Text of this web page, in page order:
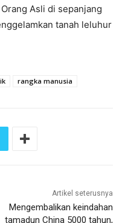
Asli di sepanjang
tanah leluhur
rangka manusia
Artikel seterusnya
Mengembalikan keindahan
tamadun China 5000 tahun,